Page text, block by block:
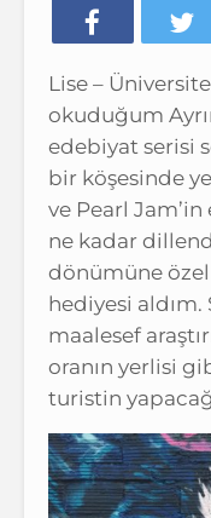
Lise –
okuduğum
edebiyat serisi
bir köşesinde
ve Pearl
ne kadar
dönümüne
hediyesi
maalesef
oranın yerlisi
turistin